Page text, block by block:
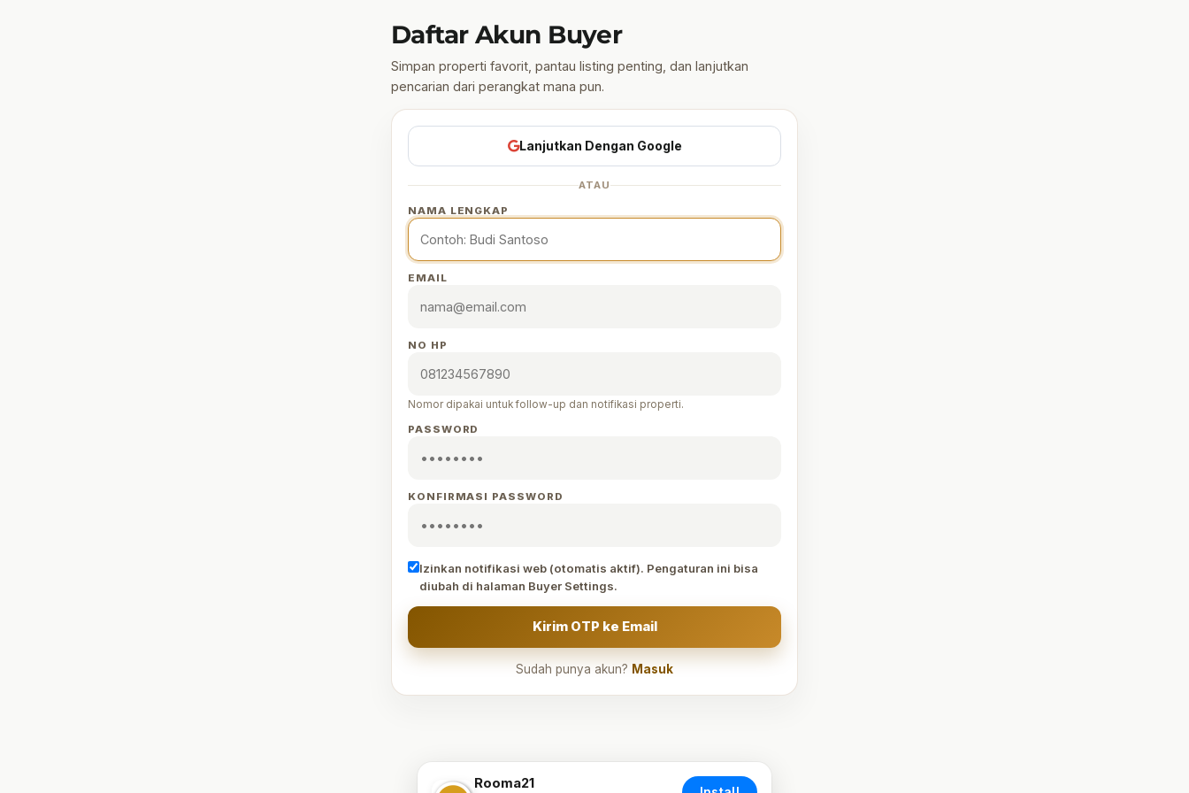
Daftar Akun Buyer
Simpan properti favorit, pantau listing penting, dan lanjutkan
pencarian dari perangkat mana pun.
Lanjutkan Dengan Google
ATAU
NAMA LENGKAP
EMAIL
NO HP
Nomor dipakai untuk follow-up dan notifikasi properti.
PASSWORD
KONFIRMASI PASSWORD
Izinkan notifikasi web (otomatis aktif). Pengaturan ini bisa
diubah di halaman Buyer Settings.
Kirim OTP ke Email
Sudah punya akun? Masuk
Rooma21